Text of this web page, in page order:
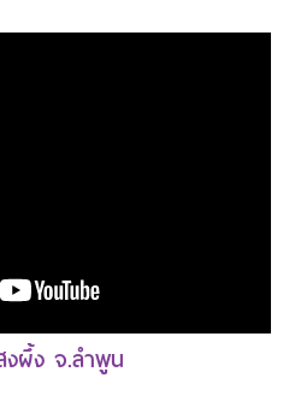
งผึ้ง จ.ลำพูน